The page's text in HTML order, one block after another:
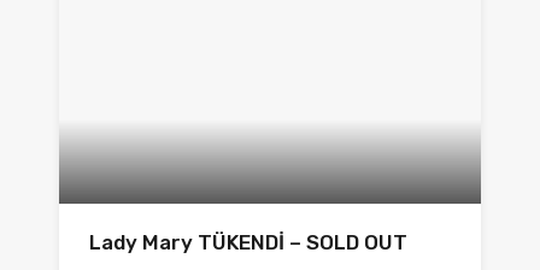
Lady Mary TÜKENDİ – SOLD OUT